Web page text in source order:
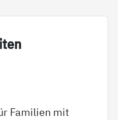
Familien mit